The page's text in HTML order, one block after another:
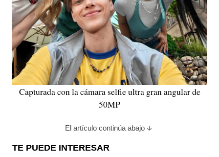
Capturada con la cámara selfie ultra gran angular de
50MP
El artículo continúa abajo
TE PUEDE INTERESAR